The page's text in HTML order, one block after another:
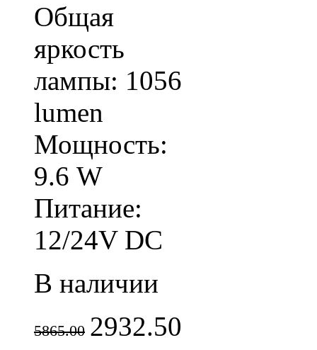
Общая
яркость
лампы: 1056
lumen
Мощность:
9.6 W
Питание:
12/24V DC
В наличии
5865.00 2932.50